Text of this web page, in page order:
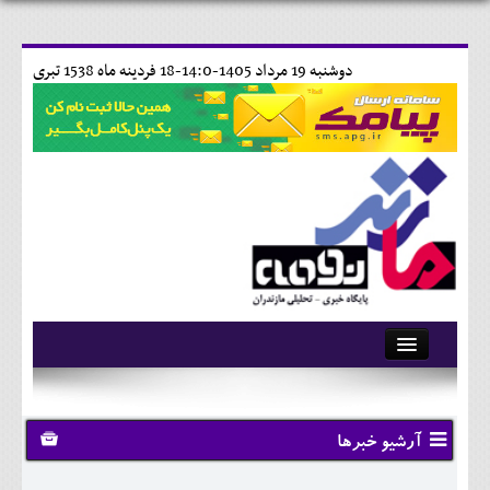
18 فردينه ماه 1538 تبری دوشنبه 19 مرداد 1405-14:0-
آرشیو
تماس با ما
وبلاگ
آرشیو خبرها